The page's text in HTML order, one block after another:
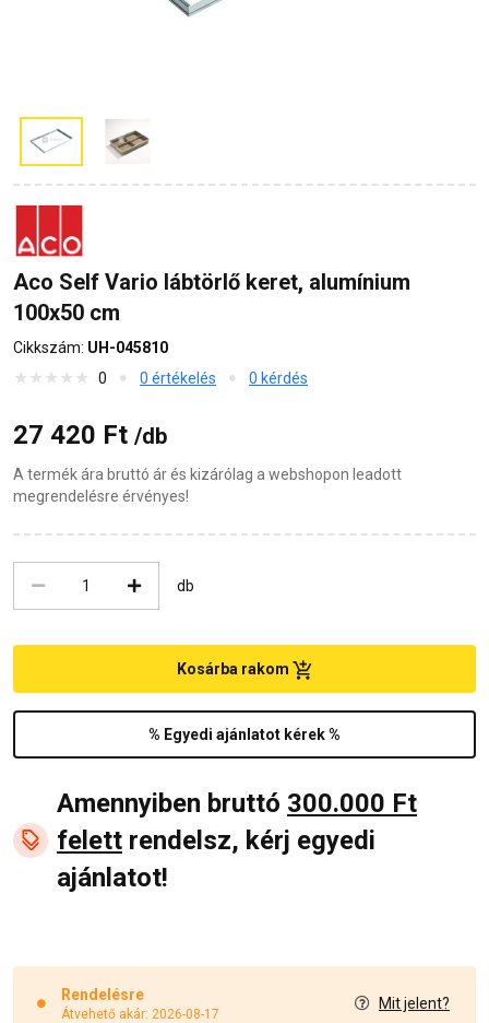
Aco Self Vario lábtörlő keret, alumínium
100x50 cm
Cikkszám: UH-045810
0
0 értékelés 0 kérdés
27 420 Ft /db
A termék ára bruttó ár és kizárólag a webshopon leadott
megrendelésre érvényes!
db
% Egyedi ajánlatot kérek %
Kosárba rakom
Amennyiben bruttó 300.000 Ft
felett rendelsz, kérj egyedi
ajánlatot!
Rendelésre
Átvehető akár: 2026-08-17
Mit jelent?